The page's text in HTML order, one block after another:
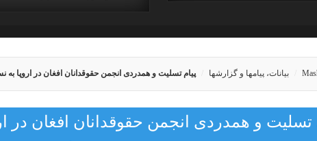
بیانات، پیامها و گزارشها پیام تسلیت و همدردی انجمن حقوقدانان افغان در اروپا
تسلیت و همدردی انجمن حقوقدانان افغان در